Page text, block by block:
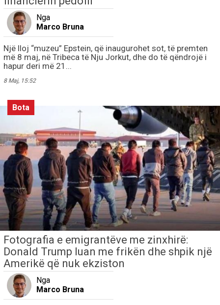
Nga
Marco Bruna
Një lloj “muzeu” Epstein, që inaugurohet sot, të premten
më 8 maj, në Tribeca të Nju Jorkut, dhe do të qëndrojë i
hapur deri më 21...
8 Maj, 15:52
Bota
Fotografia e emigrantëve me zinxhirë:
Donald Trump luan me frikën dhe shpik një
Amerikë që nuk ekziston
Nga
Marco Bruna